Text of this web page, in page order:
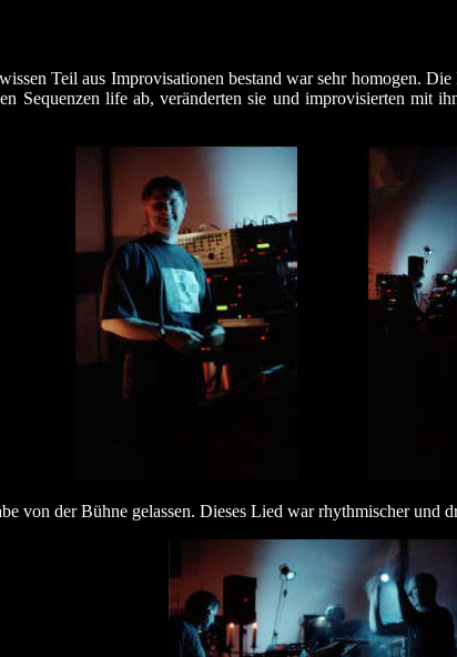
Teil aus Improvisationen bestand war sehr homogen.
Sequenzen life ab, veränderten sie und improvisierten
von der Bühne gelassen. Dieses Lied war rhythmischer und